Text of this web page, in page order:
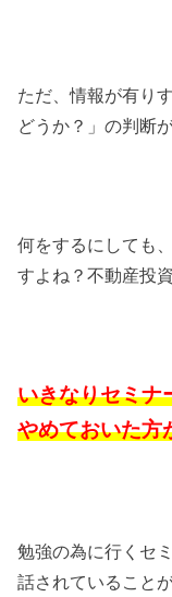
ただ、情報が有り
どうか？」の判断
何をするにしても
すよね？不動産投
いきなりセミナ
やめておいた方
勉強の為に行くセ
話されていること